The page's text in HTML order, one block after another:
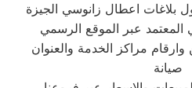
بلاغات اعطال زانوسي الجيزة
المعتمد عبر الموقع الرسمي
مراكز الخدمة والعنوان
صيانة